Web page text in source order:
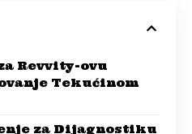
Revvity-ovu
Tekućinom
za Dijagnostiku